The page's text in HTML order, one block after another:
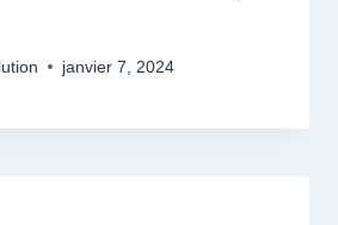
janvier 7, 2024